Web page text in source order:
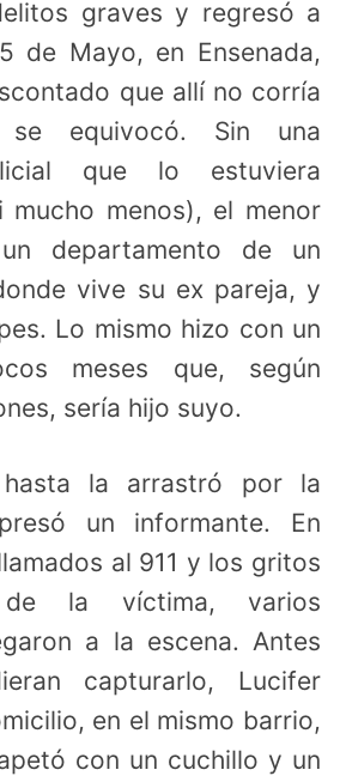
graves y regresó a
de Mayo, en Ensenada,
que allí no corría
equivocó. Sin una
que lo estuviera
mucho menos), el menor
departamento de un
vive su ex pareja, y
Lo mismo hizo con un
meses que, según
sería hijo suyo.
la arrastró por la
un informante. En
al 911 y los gritos
la víctima, varios
a la escena. Antes
capturarlo, Lucifer
en el mismo barrio,
con un cuchillo y un